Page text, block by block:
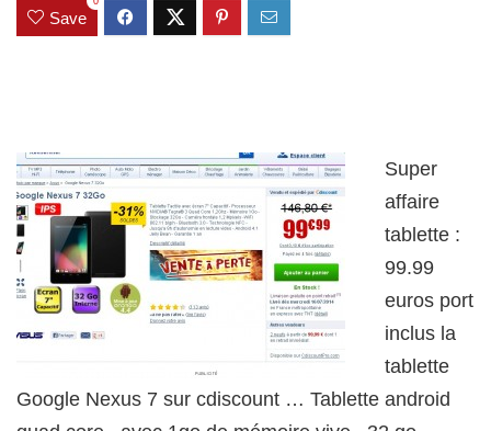
Save
Super
affaire
tablette :
99.99
euros port
inclus la
tablette
Google Nexus 7 sur cdiscount … Tablette android